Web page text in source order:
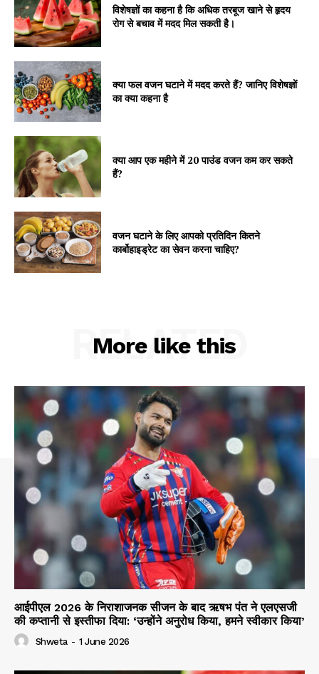
विशेषज्ञों का कहना है कि अधिक तरबूज खाने से हृदय
रोग से बचाव में मदद मिल सकती है।
क्या फल वजन घटाने में मदद करते हैं? जानिए विशेषज्ञों
का क्या कहना है
क्या आप एक महीने में 20 पाउंड वजन कम कर सकते
हैं?
वजन घटाने के लिए आपको प्रतिदिन कितने
कार्बोहाइड्रेट का सेवन करना चाहिए?
More like this
RELATED
आईपीएल 2026 के निराशाजनक सीजन के बाद ऋषभ पंत ने एलएसजी
की कप्तानी से इस्तीफा दिया: ‘उन्होंने अनुरोध किया, हमने स्वीकार किया’
Shweta - 1 June 2026